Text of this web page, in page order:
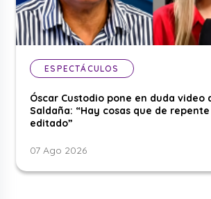
ESPECTÁCULOS
Óscar Custodio pone en duda video
Saldaña: “Hay cosas que de
editado”
07 Ago 2026